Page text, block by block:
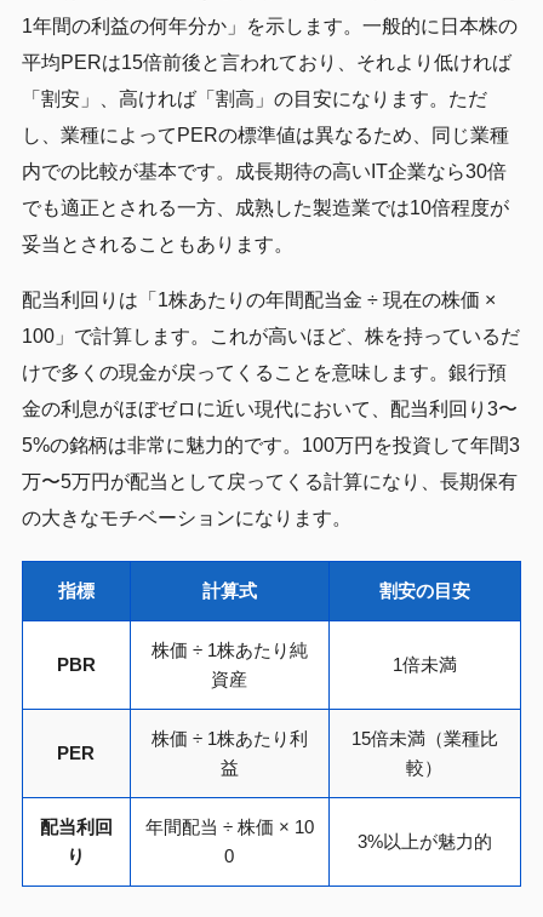
1年間の利益の何年分か」を示します。一般的に日本株の
平均PERは15倍前後と言われており、それより低ければ
「割安」、高ければ「割高」の目安になります。ただ
し、業種によってPERの標準値は異なるため、同じ業種
内での比較が基本です。成長期待の高いIT企業なら30倍
でも適正とされる一方、成熟した製造業では10倍程度が
妥当とされることもあります。
配当利回りは「1株あたりの年間配当金 ÷ 現在の株価 ×
100」で計算します。これが高いほど、株を持っているだ
けで多くの現金が戻ってくることを意味します。銀行預
金の利息がほぼゼロに近い現代において、配当利回り3〜
5%の銘柄は非常に魅力的です。100万円を投資して年間3
万〜5万円が配当として戻ってくる計算になり、長期保有
の大きなモチベーションになります。
指標 計算式 割安の目安
PBR
株価 ÷ 1株あたり純
資産
1倍未満
PER
株価 ÷ 1株あたり利
益
15倍未満（業種比
較）
配当利回
り
年間配当 ÷ 株価 × 10
0
3%以上が魅力的